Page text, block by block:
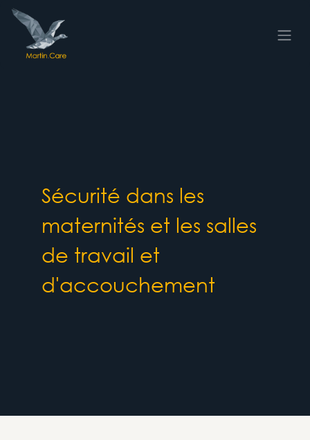
Se rendre au contenu
Sécurité dans les
maternités et les salles
de travail et
d'accouchement